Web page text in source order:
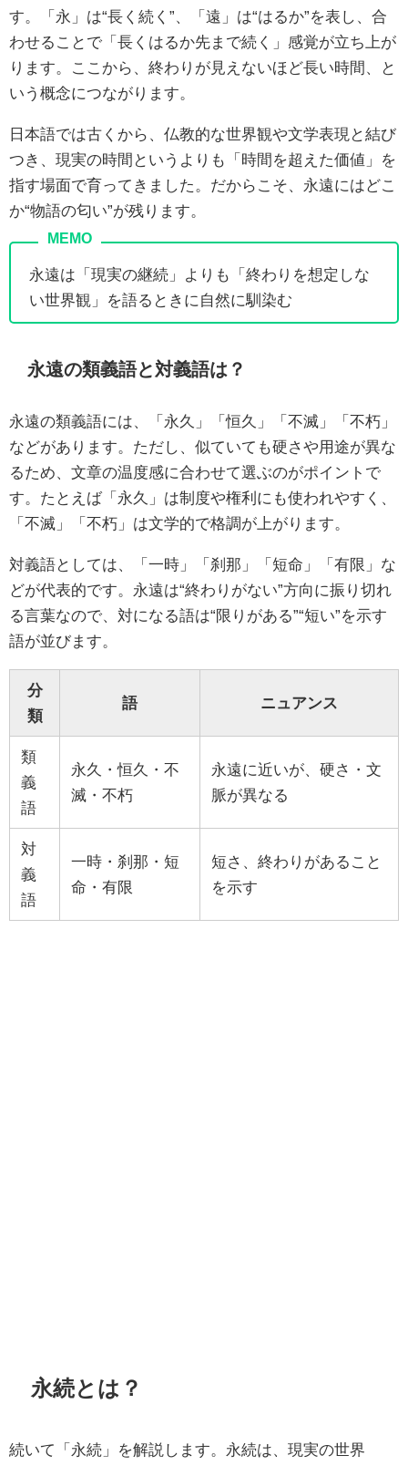
す。「永」は“長く続く”、「遠」は“はるか”を表し、合
わせることで「長くはるか先まで続く」感覚が立ち上が
ります。ここから、終わりが見えないほど長い時間、と
いう概念につながります。
日本語では古くから、仏教的な世界観や文学表現と結び
つき、現実の時間というよりも「時間を超えた価値」を
指す場面で育ってきました。だからこそ、永遠にはどこ
か“物語の匂い”が残ります。
永遠は「現実の継続」よりも「終わりを想定しな
い世界観」を語るときに自然に馴染む
永遠の類義語と対義語は？
永遠の類義語には、「永久」「恒久」「不滅」「不朽」
などがあります。ただし、似ていても硬さや用途が異な
るため、文章の温度感に合わせて選ぶのがポイントで
す。たとえば「永久」は制度や権利にも使われやすく、
「不滅」「不朽」は文学的で格調が上がります。
対義語としては、「一時」「刹那」「短命」「有限」な
どが代表的です。永遠は“終わりがない”方向に振り切れ
る言葉なので、対になる語は“限りがある”“短い”を示す
語が並びます。
分
類
語 ニュアンス
類
義
語
永久・恒久・不
滅・不朽
永遠に近いが、硬さ・文
脈が異なる
対
義
語
一時・刹那・短
命・有限
短さ、終わりがあること
を示す
永続とは？
続いて「永続」を解説します。永続は、現実の世界